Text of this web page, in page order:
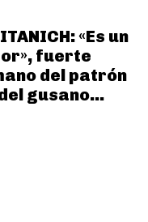
«Es un
fuerte
del patrón
gusano...